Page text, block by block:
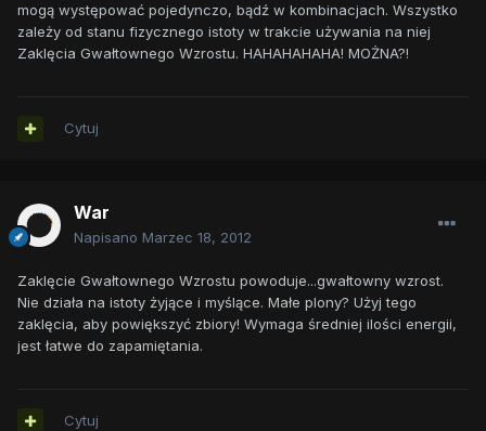
mogą występować pojedynczo, bądź w kombinacjach. Wszystko
zależy od stanu fizycznego istoty w trakcie używania na niej
Zaklęcia Gwałtownego Wzrostu. HAHAHAHAHA! MOŻNA?!
Cytuj
War
Napisano Marzec 18, 2012
Zaklęcie Gwałtownego Wzrostu powoduje...gwałtowny wzrost.
Nie działa na istoty żyjące i myślące. Małe plony? Użyj tego
zaklęcia, aby powiększyć zbiory! Wymaga średniej ilości energii,
jest łatwe do zapamiętania.
Cytuj